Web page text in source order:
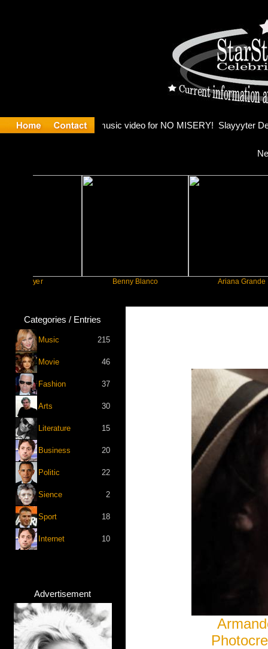
Madonna
Benny Blanco Ariana Grande
Categories / Entries
Music 215
Movie 46
Fashion 37
Arts 30
Literature 15
Business 20
Politic 22
Sience 2
Sport 18
Internet 10
Advertisement